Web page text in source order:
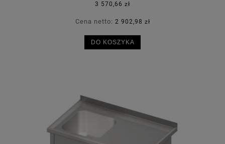
3 570,66 zł
Cena netto: 2 902,98 zł
DO KOSZYKA